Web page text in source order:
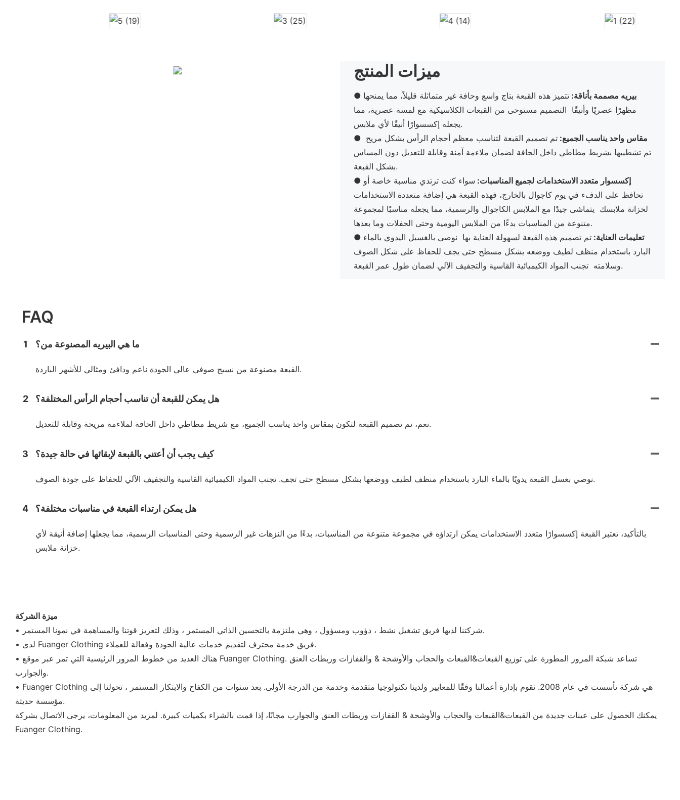
ميزات المنتج
● بيريه مصممة بأناقة:تتميز هذه القبعة بتاج واسع وحافة غير متماثلة قليلاً، مما يمنحها
مظهرًا عصريًا وأنيقًا التصميم مستوحى من القبعات الكلاسيكية مع لمسة عصرية، مما
يجعله إكسسوارًا أنيقًا لأي ملابس.
●
مقاس واحد يناسب الجميع:تم تصميم القبعة لتناسب معظم أحجام الرأس بشكل مريح
تم تشطيبها بشريط مطاطي داخل الحافة لضمان ملاءمة آمنة وقابلة للتعديل دون المساس
بشكل القبعة.
●
إكسسوار متعدد الاستخدامات لجميع المناسبات: سواء كنت ترتدي مناسبة خاصة أو
تحافظ على الدفء في يوم كاجوال بالخارج، فهذه القبعة هي إضافة متعددة الاستخدامات
لخزانة ملابسك يتماشى جيدًا مع الملابس الكاجوال والرسمية، مما يجعله مناسبًا لمجموعة
متنوعة من المناسبات بدءًا من الملابس اليومية وحتى الحفلات وما بعدها.
●
تعليمات العناية:تم تصميم هذه القبعة لسهولة العناية بها نوصي بالغسيل اليدوي بالماء
البارد باستخدام منظف لطيف ووضعه بشكل مسطح حتى يجف للحفاظ على شكل الصوف
وسلامته تجنب المواد الكيميائية القاسية والتجفيف الآلي لضمان طول عمر القبعة.
FAQ
1 ما هي البيريه المصنوعة من؟
القبعة مصنوعة من نسيج صوفي عالي الجودة ناعم ودافئ ومثالي للأشهر الباردة.
2 هل يمكن للقبعة أن تناسب أحجام الرأس المختلفة؟
نعم، تم تصميم القبعة لتكون بمقاس واحد يناسب الجميع، مع شريط مطاطي داخل الحافة لملاءمة مريحة وقابلة للتعديل.
3 كيف يجب أن أعتني بالقبعة لإبقائها في حالة جيدة؟
نوصي بغسل القبعة يدويًا بالماء البارد باستخدام منظف لطيف ووضعها بشكل مسطح حتى تجف. تجنب المواد الكيميائية القاسية والتجفيف الآلي للحفاظ على جودة الصوف.
4 هل يمكن ارتداء القبعة في مناسبات مختلفة؟
بالتأكيد، تعتبر القبعة إكسسوارًا متعدد الاستخدامات يمكن ارتداؤه في مجموعة متنوعة من المناسبات، بدءًا من النزهات غير الرسمية وحتى المناسبات الرسمية، مما يجعلها إضافة أنيقة لأي
خزانة ملابس.
ميزة الشركة
• شركتنا لديها فريق تشغيل نشط ، دؤوب ومسؤول ، وهي ملتزمة بالتحسين الذاتي المستمر ، وذلك لتعزيز قوتنا والمساهمة في نمونا المستمر.
• لدى Fuanger Clothing فريق خدمة محترف لتقديم خدمات عالية الجودة وفعالة للعملاء.
• هناك العديد من خطوط المرور الرئيسية التي تمر عبر موقع Fuanger Clothing. تساعد شبكة المرور المطورة على توزيع القبعات&القبعات والحجاب والأوشحة & والقفازات وربطات العنق
والجوارب.
• Fuanger Clothing هي شركة تأسست في عام 2008. نقوم بإدارة أعمالنا وفقًا للمعايير ولدينا تكنولوجيا متقدمة وخدمة من الدرجة الأولى. بعد سنوات من الكفاح والابتكار المستمر ، تحولنا إلى
مؤسسة حديثة.
يمكنك الحصول على عينات جديدة من القبعات&القبعات والحجاب والأوشحة & القفازات وربطات العنق والجوارب مجانًا، إذا قمت بالشراء بكميات كبيرة. لمزيد من المعلومات، يرجى الاتصال بشركة
Fuanger Clothing.